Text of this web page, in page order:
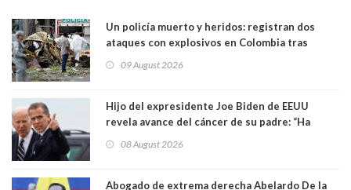
Un policía muerto y heridos: registran dos
ataques con explosivos en Colombia tras
09 August 2026
Hijo del expresidente Joe Biden de EEUU
revela avance del cáncer de su padre: “Ha
08 August 2026
Abogado de extrema derecha Abelardo De la